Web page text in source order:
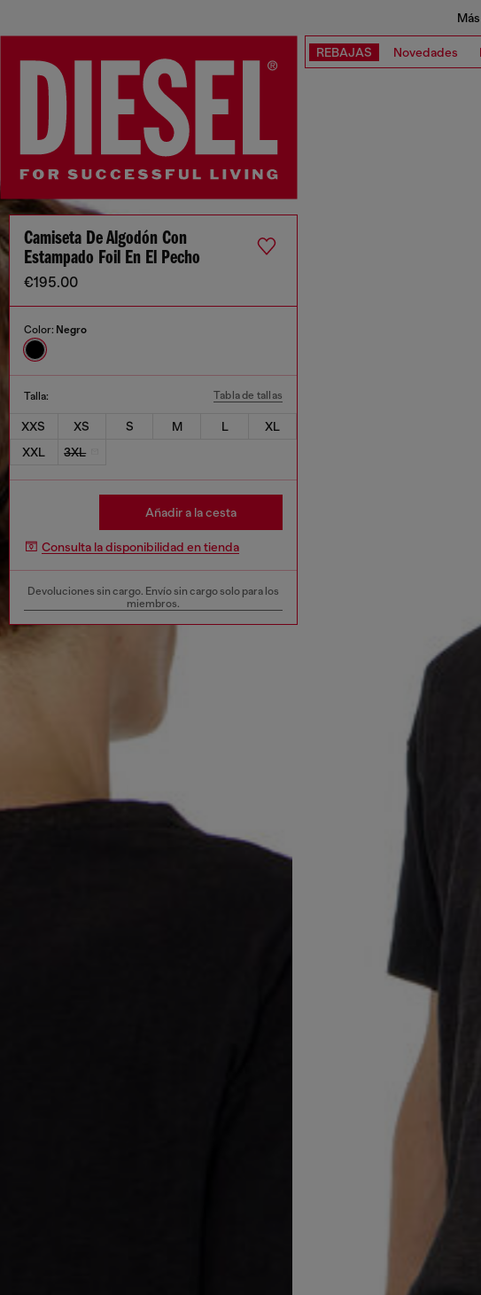
REBAJAS Novedades
Camiseta De Algodón Con
Estampado Foil En El Pecho
€195.00
Color: Negro
Talla: Tabla de tallas
XXS XS S M L
XL
XXL
3XL
Añadir a la cesta
Consulta la disponibilidad en tienda
Devoluciones sin cargo. Envío sin cargo solo para los
miembros.